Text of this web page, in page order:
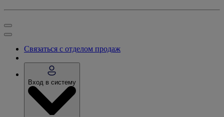
Связаться с отделом продаж
Вход в систему